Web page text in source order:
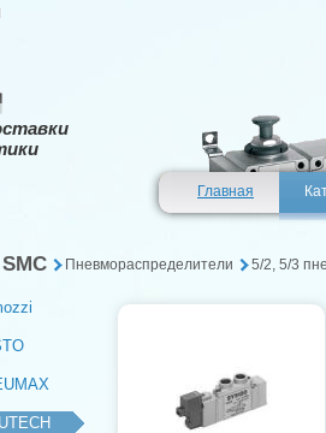
Главная
Пневмораспределители 5/2, 5/3